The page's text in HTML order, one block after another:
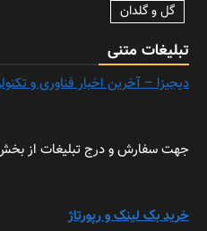
گل و گلدان
تبلیغات متنی
دیجیزا – آخرین اخبار فناوری و
جهت سفارش و درج تبلیغات از
خرید بک لینک و رپورتاژ